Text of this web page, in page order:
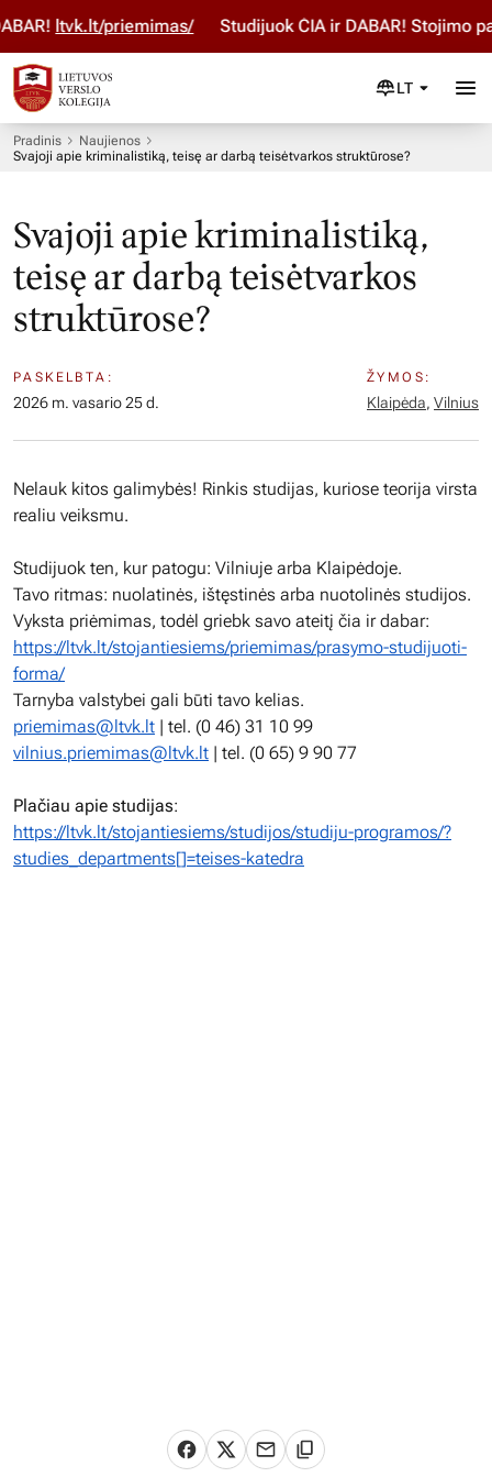
ltvk.lt/priemimas/ Studijuok ČIA ir DABAR! Stojimo
LT
Pradinis
Naujienos
Svajoji apie kriminalistiką, teisę ar darbą teisėtvarkos struktūrose?
Svajoji apie kriminalistiką,
teisę ar darbą teisėtvarkos
struktūrose?
PASKELBTA:
2026 m. vasario 25 d.
ŽYMOS:
Klaipėda, Vilnius
Nelauk kitos galimybės! Rinkis studijas, kuriose teorija virsta
realiu veiksmu.
Studijuok ten, kur patogu: Vilniuje arba Klaipėdoje.
Tavo ritmas: nuolatinės, ištęstinės arba nuotolinės studijos.
Vyksta priėmimas, todėl griebk savo ateitį čia ir dabar:
https://ltvk.lt/stojantiesiems/priemimas/prasymo-studijuoti-
forma/
Tarnyba valstybei gali būti tavo kelias.
priemimas@ltvk.lt | tel. (0 46) 31 10 99
vilnius.priemimas@ltvk.lt | tel. (0 65) 9 90 77
Plačiau apie studijas:
https://ltvk.lt/stojantiesiems/studijos/studiju-programos/?
studies_departments[]=teises-katedra